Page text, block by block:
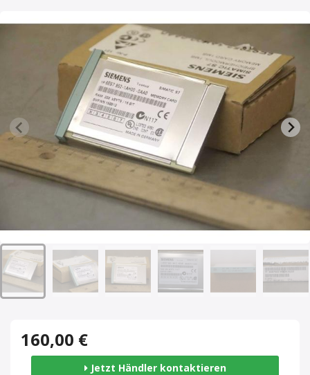
160,00 €
Jetzt Händler kontaktieren